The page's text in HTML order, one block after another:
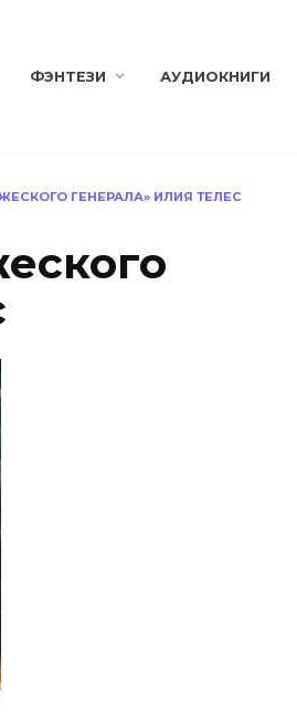
ФЭНТЕЗИ АУДИОКНИГИ
ГЕНЕРАЛА» ИЛИЯ ТЕЛЕС